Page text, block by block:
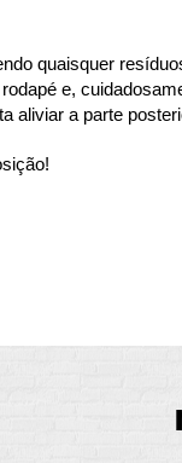
quaisquer
e,
aliviar a parte